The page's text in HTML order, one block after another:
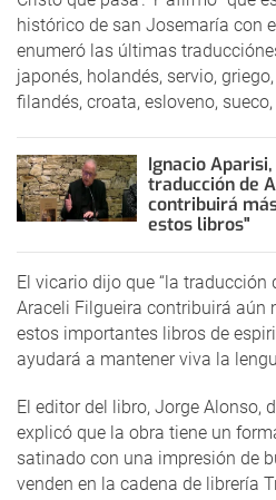
histórico de san Josemaría con
enumeró las últimas
japonés, holandés, servio,
filandés, croata, esloveno,
Ignacio
traducción de
contribuirá
estos libros"
El vicario dijo que “la traducción
Araceli Filgueira contribuirá aún
estos importantes libros de
ayudará a mantener viva la
El editor del libro, Jorge Alonso,
explicó que la obra tiene un
satinado con una impresión de
venden en la cadena de librería